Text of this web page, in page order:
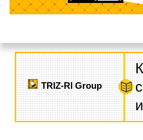
TRIZ-RI Group